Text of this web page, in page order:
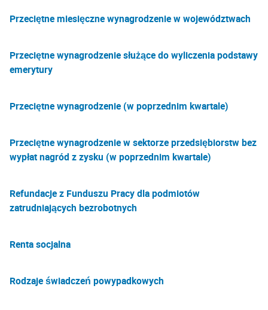
Przeciętne miesięczne wynagrodzenie w województwach
Przeciętne wynagrodzenie służące do wyliczenia podstawy
emerytury
Przeciętne wynagrodzenie (w poprzednim kwartale)
Przeciętne wynagrodzenie w sektorze przedsiębiorstw bez
wypłat nagród z zysku (w poprzednim kwartale)
Refundacje z Funduszu Pracy dla podmiotów
zatrudniających bezrobotnych
Renta socjalna
Rodzaje świadczeń powypadkowych